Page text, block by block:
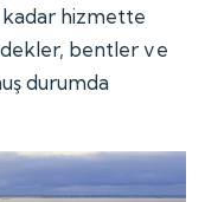
kadar hizmette
bentler ve
durumda